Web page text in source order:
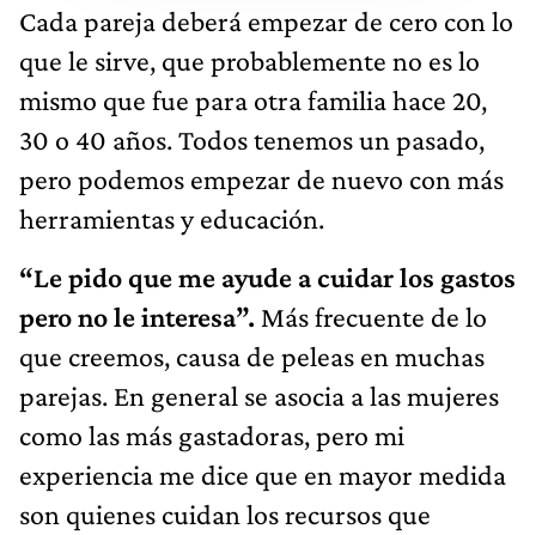
Cada pareja deberá empezar de cero con lo
que le sirve, que probablemente no es lo
mismo que fue para otra familia hace 20,
30 o 40 años. Todos tenemos un pasado,
pero podemos empezar de nuevo con más
herramientas y educación.
“Le pido que me ayude a cuidar los gastos
pero no le interesa”. Más frecuente de lo
que creemos, causa de peleas en muchas
parejas. En general se asocia a las mujeres
como las más gastadoras, pero mi
experiencia me dice que en mayor medida
son quienes cuidan los recursos que